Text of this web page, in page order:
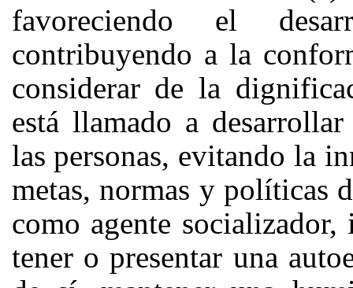
favoreciendo el
contribuyendo a la
considerar de la
está llamado a
las personas, evitando la
metas, normas y políticas
como agente
tener o presentar una